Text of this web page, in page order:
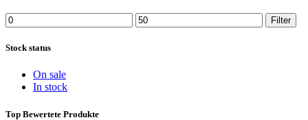
Min.
Preis
Max.
Preis
Filter
Stock status
On sale
In stock
Top Bewertete Produkte